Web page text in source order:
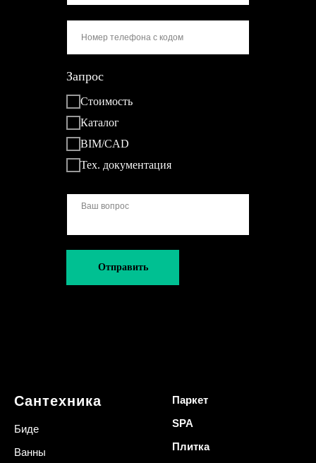
Запрос
Стоимость
Каталог
BIM/CAD
Тех. документация
Отправить
Сантехника
Биде
Ванны
Паркет
SPA
Плитка